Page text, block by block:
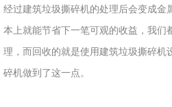
经过建筑垃圾撕碎机的处理后会变成金
本上就能节省下一笔可观的收益，我们
理，而回收的就是使用建筑垃圾撕碎机
碎机做到了这一点。